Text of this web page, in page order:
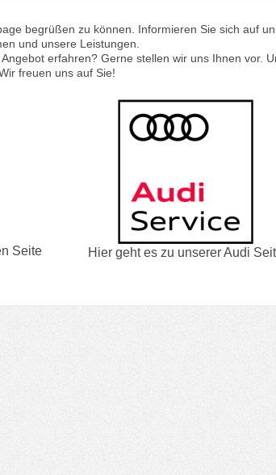
begrüßen zu können. Informieren Sie sich auf
und unsere Leistungen.
erfahren? Gerne stellen wir uns Ihnen vor.
freuen uns auf Sie!
Seite Hier geht es zu unserer Audi